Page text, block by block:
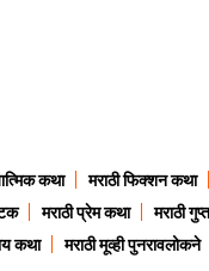
कथा मराठी फिक्शन कथा
मराठी प्रेम कथा मराठी
कथा मराठी मूव्ही पुनरावलोकने